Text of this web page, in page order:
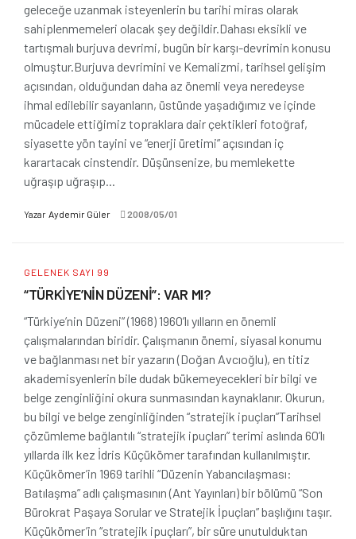
geleceğe uzanmak isteyenlerin bu tarihi miras olarak
sahiplenmemeleri olacak şey değildir.Dahası eksikli ve
tartışmalı burjuva devrimi, bugün bir karşı-devrimin konusu
olmuştur.Burjuva devrimini ve Kemalizmi, tarihsel gelişim
açısından, olduğundan daha az önemli veya neredeyse
ihmal edilebilir sayanların, üstünde yaşadığımız ve içinde
mücadele ettiğimiz topraklara dair çektikleri fotoğraf,
siyasette yön tayini ve “enerji üretimi” açısından iç
karartacak cinstendir. Düşünsenize, bu memlekette
uğraşıp uğraşıp...
Yazar Aydemir Güler 2008/05/01
GELENEK SAYI 99
“TÜRKİYE’NİN DÜZENİ”: VAR MI?
“Türkiye’nin Düzeni” (1968) 1960’lı yılların en önemli
çalışmalarından biridir. Çalışmanın önemi, siyasal konumu
ve bağlanması net bir yazarın (Doğan Avcıoğlu), en titiz
akademisyenlerin bile dudak bükemeyecekleri bir bilgi ve
belge zenginliğini okura sunmasından kaynaklanır. Okurun,
bu bilgi ve belge zenginliğinden “stratejik ipuçları”Tarihsel
çözümleme bağlantılı “stratejik ipuçları” terimi aslında 60’lı
yıllarda ilk kez İdris Küçükömer tarafından kullanılmıştır.
Küçükömer’in 1969 tarihli “Düzenin Yabancılaşması:
Batılaşma” adlı çalışmasının (Ant Yayınları) bir bölümü “Son
Bürokrat Paşaya Sorular ve Stratejik İpuçları” başlığını taşır.
Küçükömer’in “stratejik ipuçları”, bir süre unutulduktan